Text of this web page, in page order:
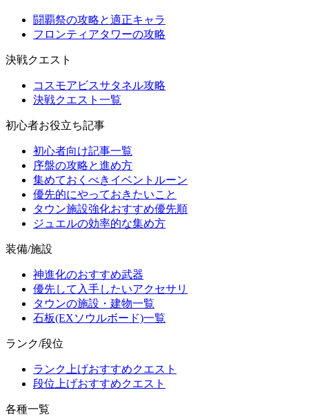
闘覇祭の攻略と適正キャラ
フロンティアタワーの攻略
決戦クエスト
コスモアビスサタネル攻略
決戦クエスト一覧
初心者お役立ち記事
初心者向け記事一覧
序盤の攻略と進め方
集めておくべきイベントルーン
優先的にやっておきたいこと
タウン施設強化おすすめ優先順
ジュエルの効率的な集め方
装備/施設
神進化のおすすめ武器
優先して入手したいアクセサリ
タウンの施設・建物一覧
石板(EXソウルボード)一覧
ランク/段位
ランク上げおすすめクエスト
段位上げおすすめクエスト
各種一覧